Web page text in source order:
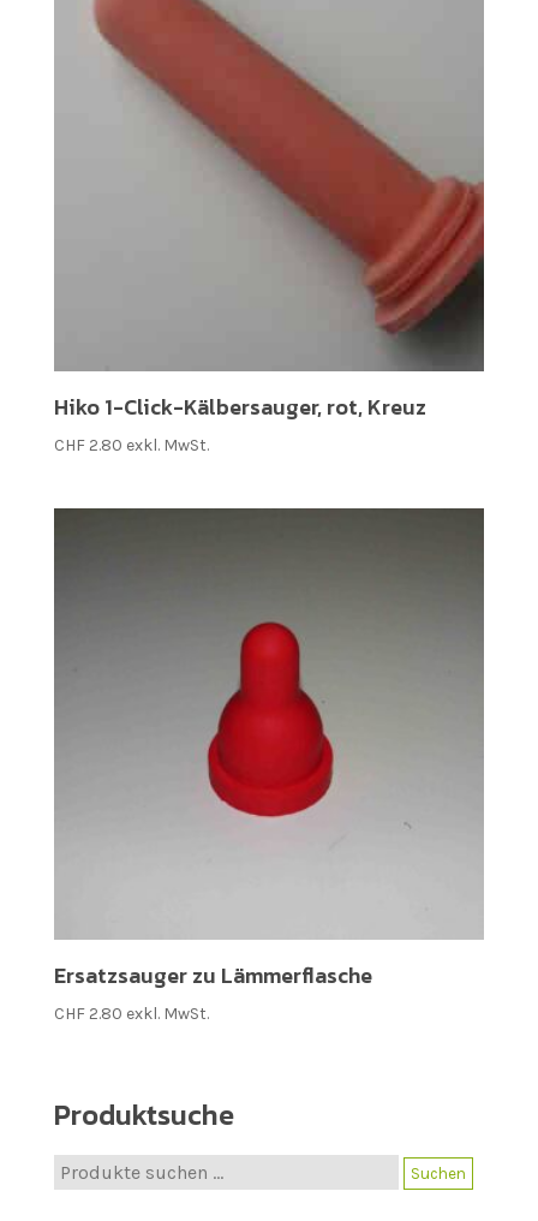
Hiko 1-Click-Kälbersauger, rot, Kreuz
CHF2.80 exkl. MwSt.
Ersatzsauger zu Lämmerflasche
CHF2.80 exkl. MwSt.
Produktsuche
Suche
nach:
Suchen